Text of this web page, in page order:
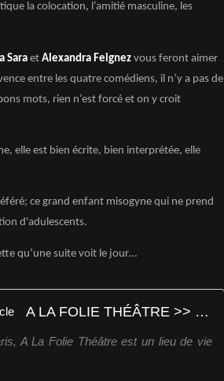
la colocation, l’amitié masculine, les
Saraet Alexandra Feignez vous feront aimer
entre les quatre comédiens, il n’y a pas de
mots, rien n’est forcé et on y croit
elle est bien écrite, bien interprétée, elle
ce grand enfant misogyne qui ne prend
d'adulescents.
qu’une suite voit le jour…
A LA FOLIE THÉÂTRE >> Fiche de spectacle
A La Folie Théâtre est un lieu de vie